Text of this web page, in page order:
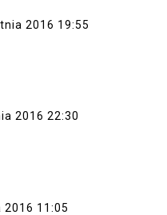
2016 19:55
2016 22:30
2016 11:05